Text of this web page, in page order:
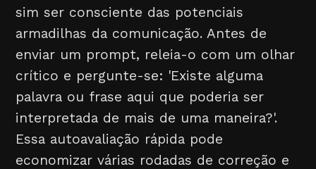
sim ser consciente das potenciais
armadilhas da comunicação. Antes de
enviar um prompt, releia-o com um olhar
crítico e pergunte-se: 'Existe alguma
palavra ou frase aqui que poderia ser
interpretada de mais de uma maneira?'.
Essa autoavaliação rápida pode
economizar várias rodadas de correção e